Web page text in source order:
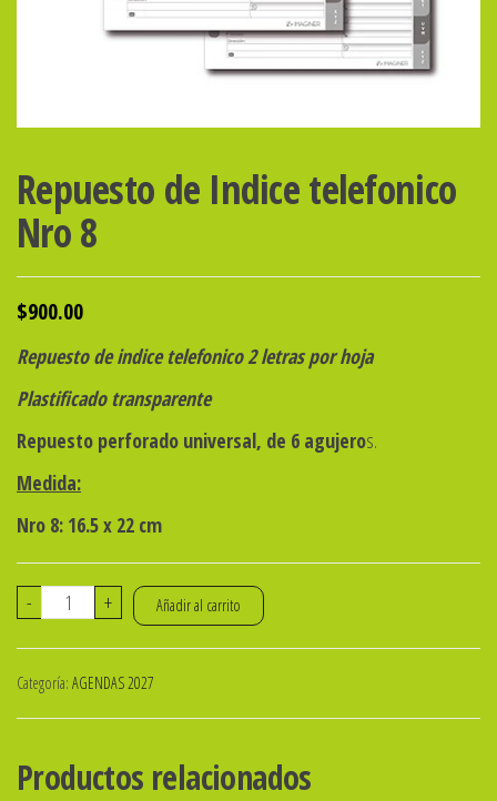
Repuesto de Indice telefonico
Nro 8
$900.00
Repuesto de indice telefonico 2 letras por hoja
Plastificado transparente
Repuesto perforado universal, de 6 agujeros.
Medida:
Nro 8: 16.5 x 22 cm
-
Repuesto
telefonico
Nro
cantidad
+ Añadir al carrito
Categoría: AGENDAS 2027
Productos relacionados